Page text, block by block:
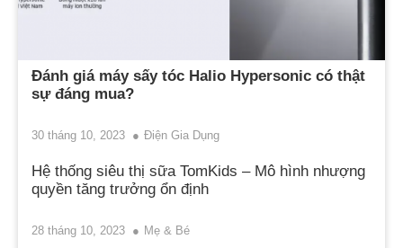
Đánh giá máy sấy tóc Halio Hypersonic có thật
sự đáng mua?
30 tháng 10, 2023 Điện Gia Dụng
Hệ thống siêu thị sữa TomKids – Mô hình nhượng
quyền tăng trưởng ổn định
28 tháng 10, 2023 Mẹ & Bé